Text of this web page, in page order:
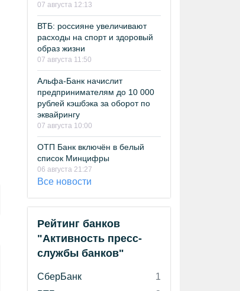
07 августа 12:13
ВТБ: россияне увеличивают
расходы на спорт и здоровый
образ жизни
07 августа 11:50
Альфа-Банк начислит
предпринимателям до 10 000
рублей кэшбэка за оборот по
эквайрингу
07 августа 10:00
ОТП Банк включён в белый
список Минцифры
06 августа 21:27
Все новости
Рейтинг банков
"Активность пресс-
службы банков"
СберБанк
1